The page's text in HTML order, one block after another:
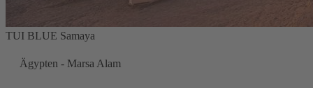
TUI BLUE Samaya
Ägypten - Marsa Alam